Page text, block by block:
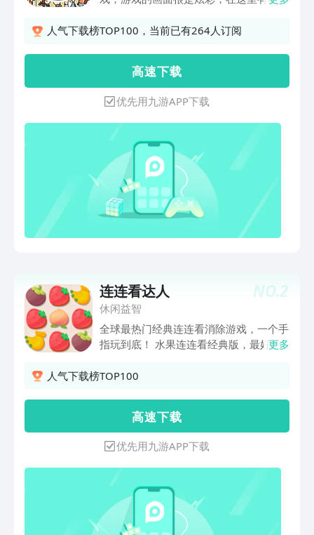
示，找到这里的要求找的人物或物品，就
是精美的画面，让玩家可以打发时间，有
兴趣的快来下载穿越时空找茬体验吧。
人气下载榜TOP100，当前已有264人订阅
高 速 下 载
优先用九游APP下载
NO.2
连连看达人
休闲益智
全球最热门经典连连看消除游戏，一个手
指玩到底！ 水果连连看经典版，最好玩
度节奏快,画面清晰可爱，让你顿感轻松
一起来体验不一样的水果连连看，宠物连
连看，疯狂连线，跳一跳，消灭星星消除
方块，俄罗斯方块方块连线，见缝插针，
好玩儿的休闲益智创意游戏，尽在《连连
看达人》哦!
更多
人气下载榜TOP100
高 速 下 载
优先用九游APP下载